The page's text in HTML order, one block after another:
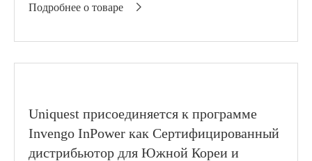
North Amer...
Подробнее о товаре 
Uniquest присоединяется к программе
Invengo InPower как Сертифицированный
дистрибьютор для Южной Кореи и